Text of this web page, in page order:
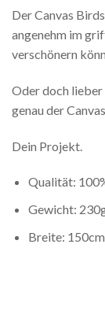
Der Canvas
angenehm im
verschönern
Oder doch lieber
genau der
Dein Projekt.
Qualität:
Gewicht:
Breite: 150cm